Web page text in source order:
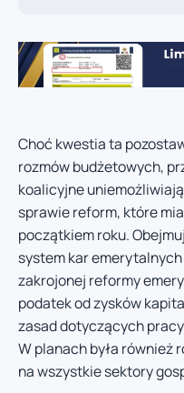
Choć kwestia ta
rozmów budżetowych,
koalicyjne
sprawie reform, które
początkiem roku.
system kar
zakrojonej reformy
podatek od zysków
zasad dotyczących
W planach była również
na wszystkie sektory